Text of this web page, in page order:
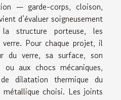
— garde-corps, cloison,
d’évaluer soigneusement
structure porteuse, les
Pour chaque projet, il
du verre, sa surface, son
aux chocs mécaniques,
dilatation thermique du
choisi. Les joints